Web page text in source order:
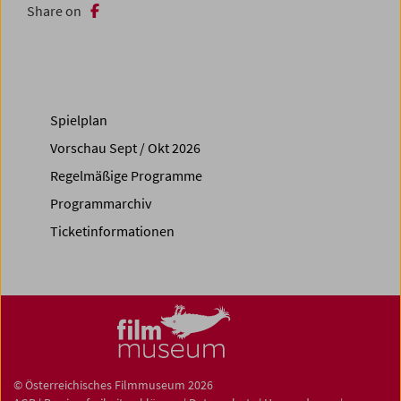
Share on
Spielplan
Vorschau Sept / Okt 2026
Regelmäßige Programme
Programmarchiv
Ticketinformationen
© Österreichisches Filmmuseum 2026